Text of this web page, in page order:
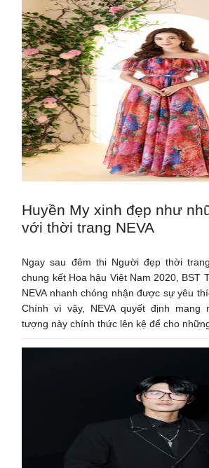
Huyền My xinh đẹp như
với thời trang NEVA
Ngay sau đêm thi Người đẹp thời
chung kết Hoa hậu Việt Nam 2020, BST
NEVA nhanh chóng nhận được sự yêu
Chính vì vậy, NEVA quyết định mang
tượng này chính thức lên kệ để cho